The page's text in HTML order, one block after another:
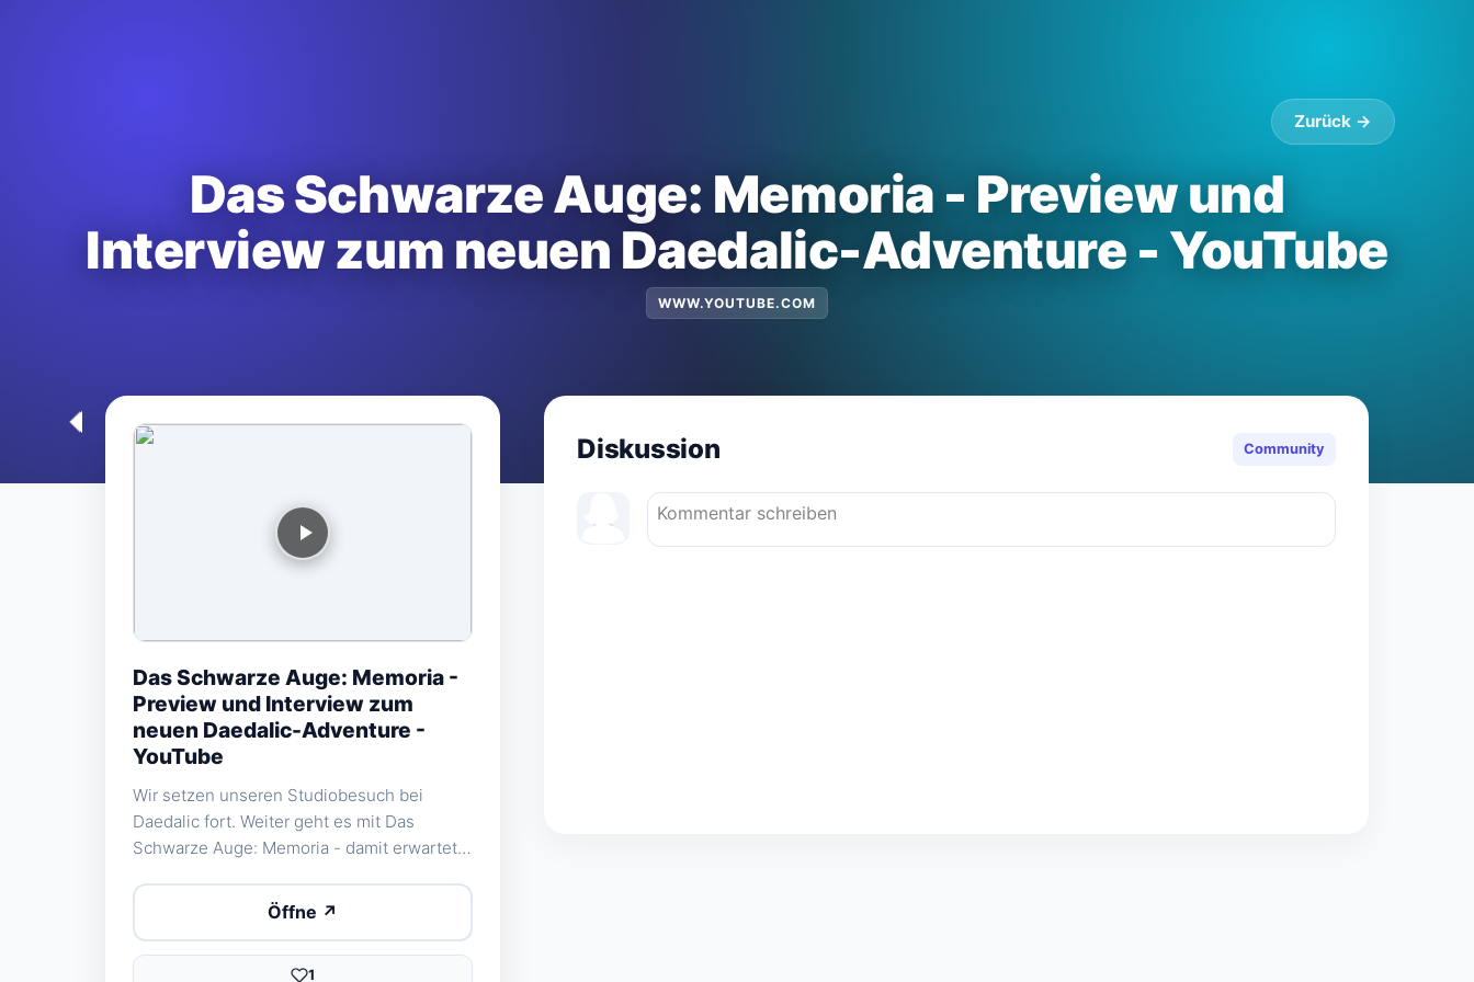
Zurück →
Das Schwarze Auge: Memoria - Preview und
Interview zum neuen Daedalic-Adventure - YouTube
WWW.YOUTUBE.COM
Preview und Interview zum neuen
Daedalic-Adventure - YouTube"
onerror="this.style.display='none'">
Das Schwarze Auge: Memoria -
Preview und Interview zum
neuen Daedalic-Adventure -
YouTube
Wir setzen unseren Studiobesuch bei
Daedalic fort. Weiter geht es mit Das
Schwarze Auge: Memoria - damit erwartet
Point and Klick-Adventure in der Welt des
erfolgreichen Rollenspiel Das Schwarze
Auge. Wir präsentieren euch erste bewegte
Öffne ↗
1
Diskussion Community